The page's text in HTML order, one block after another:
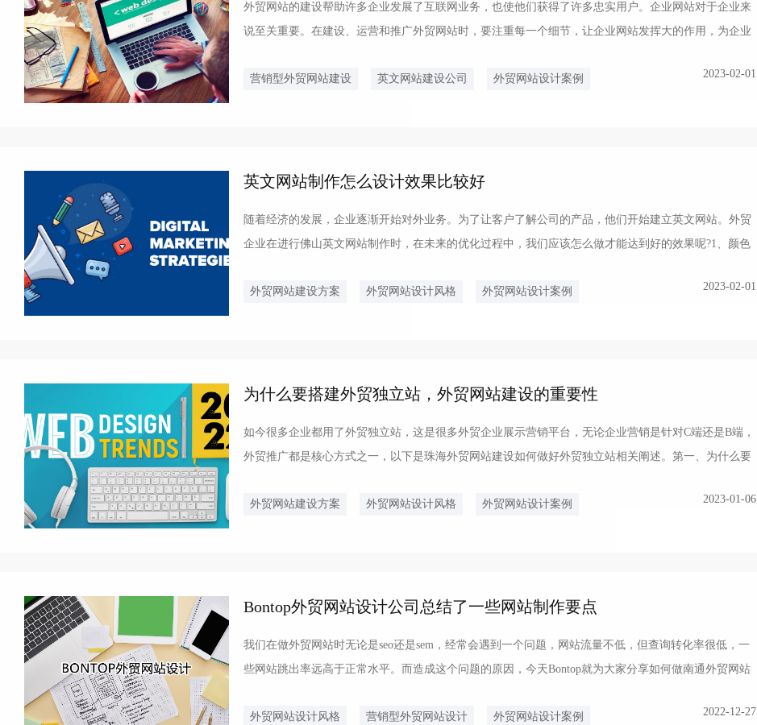
外贸网站的建设帮助许多企业发展了互联网业务，也使他们获得了许多忠实用户。企业网站对于企业来
说至关重要。在建设、运营和推广外贸网站时，要注重每一个细节，让企业网站发挥大的作用，为企业
营销型外贸网站建设
英文网站建设公司 外贸网站设计案例 2023-02-01
英文网站制作怎么设计效果比较好
随着经济的发展，企业逐渐开始对外业务。为了让客户了解公司的产品，他们开始建立英文网站。外贸
企业在进行佛山英文网站制作时，在未来的优化过程中，我们应该怎么做才能达到好的效果呢?1、颜色
外贸网站建设方案
外贸网站设计风格 外贸网站设计案例 2023-02-01
为什么要搭建外贸独立站，外贸网站建设的重要性
如今很多企业都用了外贸独立站，这是很多外贸企业展示营销平台，无论企业营销是针对C端还是B端，
外贸推广都是核心方式之一，以下是珠海外贸网站建设如何做好外贸独立站相关阐述。第一、为什么要
外贸网站建设方案
外贸网站设计风格 外贸网站设计案例 2023-01-06
Bontop外贸网站设计公司总结了一些网站制作要点
我们在做外贸网站时无论是seo还是sem，经常会遇到一个问题，网站流量不低，但查询转化率很低，一
些网站跳出率远高于正常水平。而造成这个问题的原因，今天Bontop就为大家分享如何做南通外贸网站
外贸网站设计风格
营销型外贸网站设计 外贸网站设计案例 2022-12-27